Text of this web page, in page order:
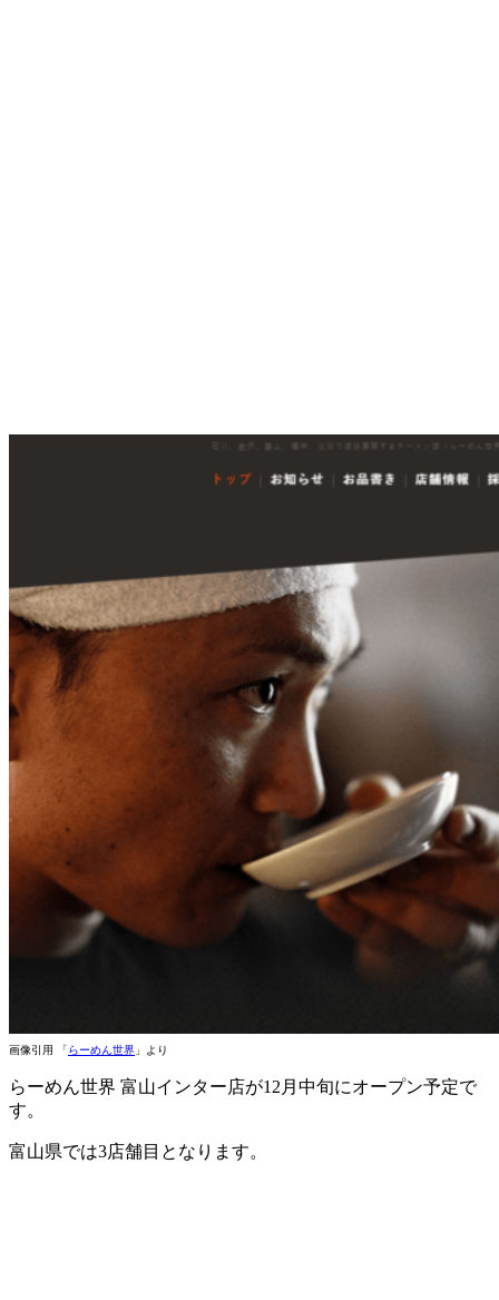
画像引用 「らーめん世界 」より
らーめん世界 富山インター店が12月中旬にオープン予定で
す。
富山県では3店舗目となります。